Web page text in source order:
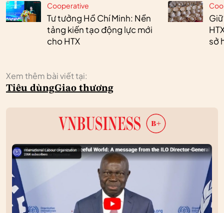
Cooperative
Tư tưởng Hồ Chí Minh: Nền
tảng kiến tạo động lực mới
cho HTX
sở
Xem thêm bài viết tại:
Tiêu dùngGiao thương